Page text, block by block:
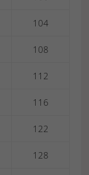
104
108
112
116
122
128